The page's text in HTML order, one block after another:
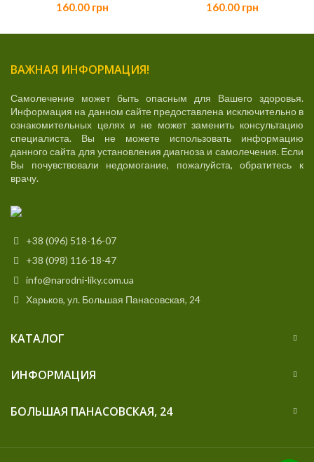
160.00 грн 160.00 грн
ВАЖНАЯ ИНФОРМАЦИЯ!
Самолечение может быть опасным для Вашего здоровья.
Информация на данном сайте предоставлена исключительно в
ознакомительных целях и не может заменить консультацию
специалиста. Вы не можете использовать информацию
данного сайта для установления диагноза и самолечения. Если
Вы почувствовали недомогание, пожалуйста, обратитесь к
врачу.
+38 (096) 518-16-07
+38 (098) 116-18-47
info@narodni-liky.com.ua
Харьков, ул. Большая Панасовская, 24
КАТАЛОГ
ИНФОРМАЦИЯ
БОЛЬШАЯ ПАНАСОВСКАЯ, 24